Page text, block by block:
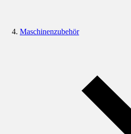
Maschinenzubehör